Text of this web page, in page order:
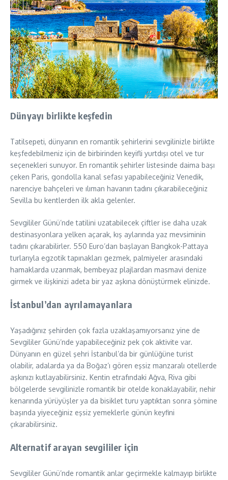
Dünyayı birlikte keşfedin
Tatilsepeti, dünyanın en romantik şehirlerini sevgilinizle birlikte
keşfedebilmeniz için de birbirinden keyifli yurtdışı otel ve tur
seçenekleri sunuyor. En romantik şehirler listesinde daima başı
çeken Paris, gondolla kanal sefası yapabileceğiniz Venedik,
narenciye bahçeleri ve ılıman havanın tadını çıkarabileceğiniz
Sevilla bu kentlerden ilk akla gelenler.
Sevgililer Günü’nde tatilini uzatabilecek çiftler ise daha uzak
destinasyonlara yelken açarak, kış aylarında yaz mevsiminin
tadını çıkarabilirler. 550 Euro’dan başlayan Bangkok-Pattaya
turlarıyla egzotik tapınakları gezmek, palmiyeler arasındaki
hamaklarda uzanmak, bembeyaz plajlardan masmavi denize
girmek ve ilişkinizi adeta bir yaz aşkına dönüştürmek elinizde.
İstanbul’dan ayrılamayanlara
Yaşadığınız şehirden çok fazla uzaklaşamıyorsanız yine de
Sevgililer Günü’nde yapabileceğiniz pek çok aktivite var.
Dünyanın en güzel şehri İstanbul’da bir günlüğüne turist
olabilir, adalarda ya da Boğaz’ı gören eşsiz manzaralı otellerde
aşkınızı kutlayabilirsiniz. Kentin etrafındaki Ağva, Riva gibi
bölgelerde sevgilinizle romantik bir otelde konaklayabilir, nehir
kenarında yürüyüşler ya da bisiklet turu yaptıktan sonra şömine
başında yiyeceğiniz eşsiz yemeklerle günün keyfini
çıkarabilirsiniz.
Alternatif arayan sevgililer için
Sevgililer Günü’nde romantik anlar geçirmekle kalmayıp birlikte